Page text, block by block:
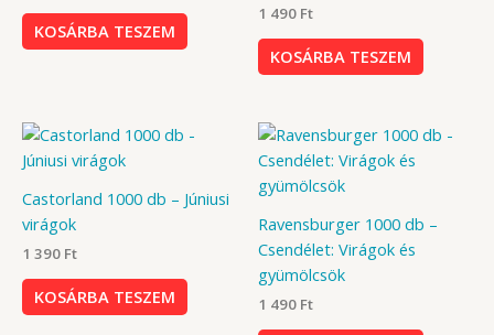
KOSÁRBA TESZEM
1 490 Ft
KOSÁRBA TESZEM
Castorland 1000 db – Júniusi
virágok
1 390 Ft
KOSÁRBA TESZEM
Ravensburger 1000 db –
Csendélet: Virágok és
gyümölcsök
1 490 Ft